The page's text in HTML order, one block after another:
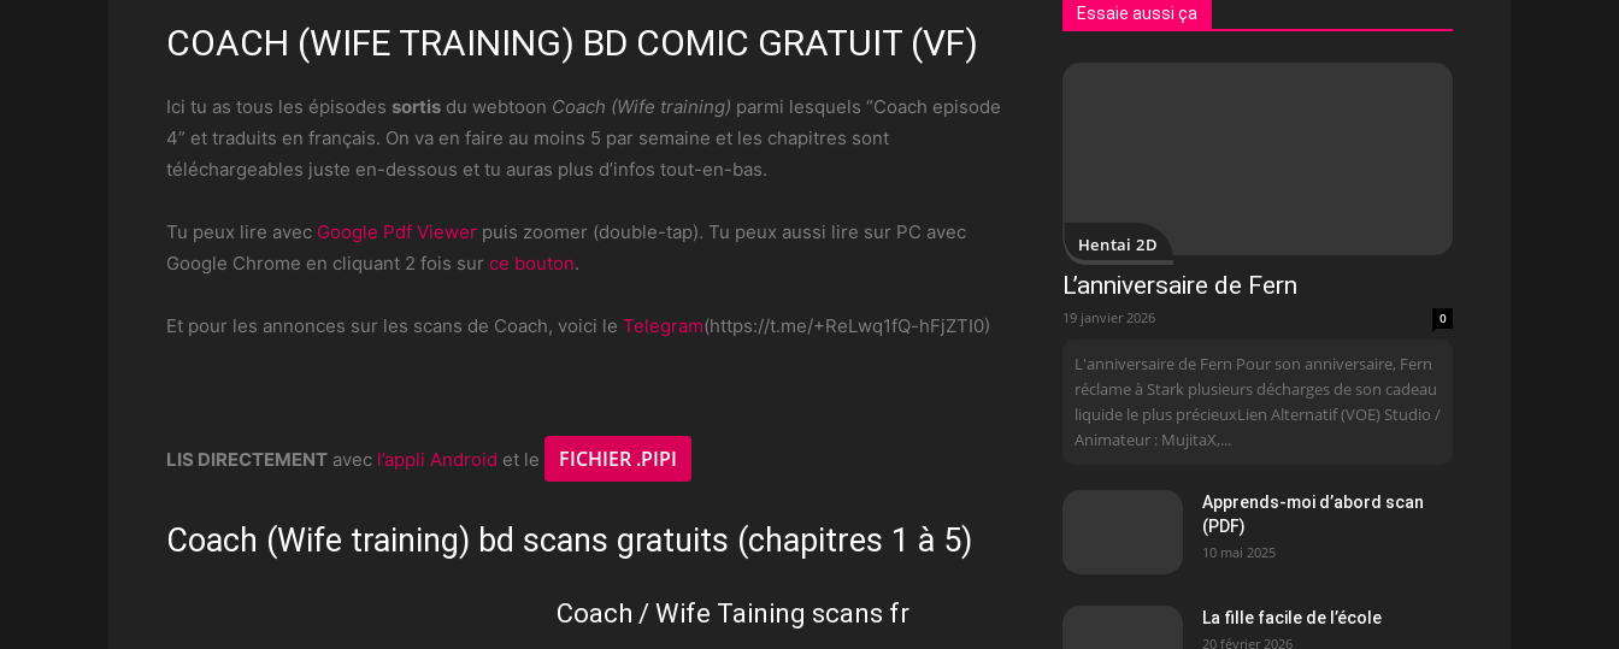
COACH (WIFE TRAINING) BD COMIC GRATUIT (VF)
Ici tu as tous les épisodes sortis du webtoon Coach (Wife training) parmi lesquels “Coach episode
4” et traduits en français. On va en faire au moins 5 par semaine et les chapitres sont
téléchargeables juste en-dessous et tu auras plus d’infos tout-en-bas.
Tu peux lire avec Google Pdf Viewer puis zoomer (double-tap). Tu peux aussi lire sur PC avec
Google Chrome en cliquant 2 fois sur ce bouton.
Et pour les annonces sur les scans de Coach, voici le Telegram(https://t.me/+ReLwq1fQ-hFjZTI0)
LIS DIRECTEMENT avec l’appli Android et le FICHIER .PIPI
Coach (Wife training) bd scans gratuits (chapitres 1 à 5)
Coach / Wife Taining scans fr
Essaie aussi ça
Hentai 2D
L’anniversaire de Fern
19 janvier 2026 0
L'anniversaire de Fern Pour son anniversaire, Fern
réclame à Stark plusieurs décharges de son cadeau
liquide le plus précieuxLien Alternatif (VOE) Studio /
Animateur : MujitaX,...
Apprends-moi d’abord scan
(PDF)
10 mai 2025
La fille facile de l’école
20 février 2026